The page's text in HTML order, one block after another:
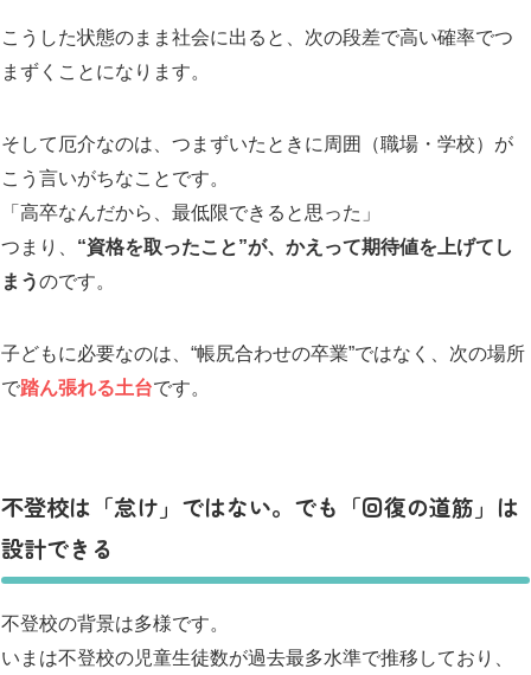
こうした状態のまま社会に出ると、次の段差で高い確率でつ
まずくことになります。
そして厄介なのは、つまずいたときに周囲（職場・学校）が
こう言いがちなことです。
「高卒なんだから、最低限できると思った」
つまり、 “資格を取ったこと”が、かえって期待値を上げてし
まうのです。
子どもに必要なのは、“帳尻合わせの卒業”ではなく、次の場所
で踏ん張れる土台です。
不登校は「怠け」ではない。でも「回復の道筋」は
設計できる
不登校の背景は多様です。
いまは不登校の児童生徒数が過去最多水準で推移しており、